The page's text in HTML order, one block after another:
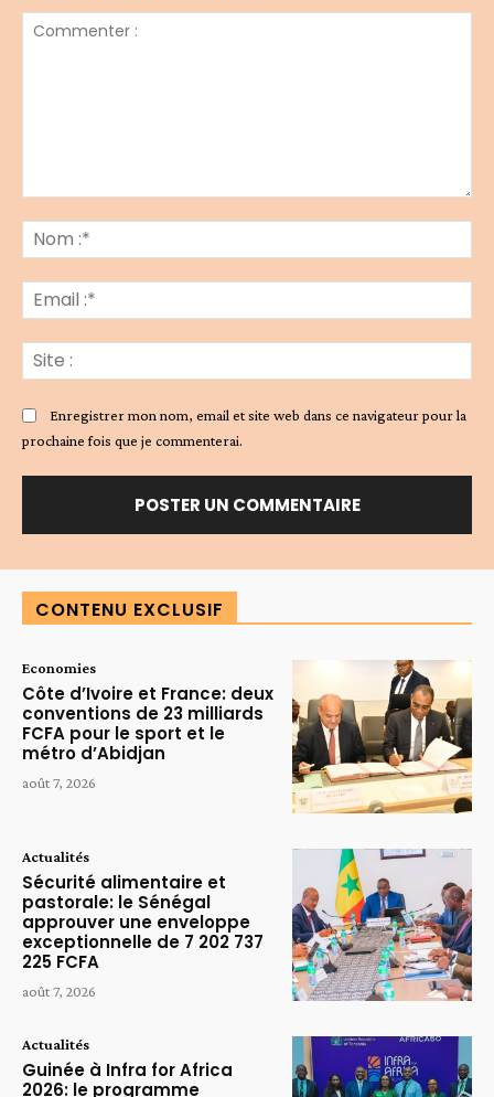
:*
:*
:
Enregistrer mon nom, email et site web dans ce navigateur pour la
prochaine fois que je commenterai.
CONTENU EXCLUSIF
Economies
Côte d’Ivoire et France: deux
conventions de 23 milliards
FCFA pour le sport et le
métro d’Abidjan
août 7, 2026
Actualités
Sécurité alimentaire et
pastorale: le Sénégal
approuver une enveloppe
exceptionnelle de 7 202 737
225 FCFA
août 7, 2026
Actualités
Guinée à Infra for Africa
2026: le programme